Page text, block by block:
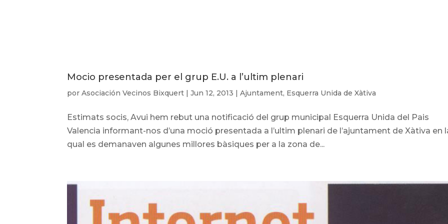
Mocio presentada per el grup E.U. a l’ultim plenari
porAsociación Vecinos Bixquert |Jun 12, 2013 |Ajuntament, Esquerra Unida de Xàtiva
Estimats socis, Avui hem rebut una notificació del grup municipal Esquerra Unida del Pais
Valencia informant-nos d’una moció presentada a l’ultim plenari de l’ajuntament de Xàtiva en
qual es demanaven algunes millores bàsiques per a la zona de...